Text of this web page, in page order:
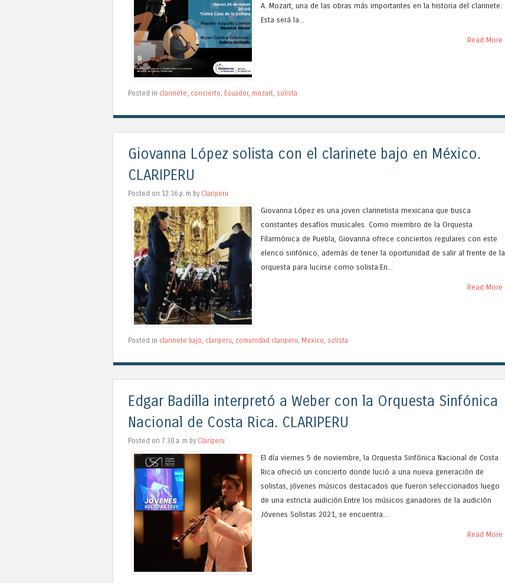
A. Mozart, una de las obras más importantes en la historia del clarinete.
Esta será la...
Read More
Posted in clarinete concierto Ecuador, mozart solista
Giovanna López solista con el clarinete bajo en México.
CLARIPERU
Posted on 12:36 p. m.by Clariperu
Giovanna López es una joven clarinetista mexicana que busca
constantes desafíos musicales. Como miembro de la Orquesta
Filarmónica de Puebla, Giovanna ofrece conciertos regulares con este
elenco sinfónico, además de tener la oportunidad de salir al frente de la
orquesta para lucirse como solista.En...
Read More
Posted in clarinete bajo, clariperu, comunidad clariperu, Mexico, solista
Edgar Badilla interpretó a Weber con la Orquesta Sinfónica
Nacional de Costa Rica. CLARIPERU
Posted on 7:30 a. m.by Clariperu
El día viernes 5 de noviembre, la Orquesta Sinfónica Nacional de Costa
Rica ofreció un concierto donde lució a una nueva generación de
solistas, jóvenes músicos destacados que fueron seleccionados luego
de una estricta audición.Entre los músicos ganadores de la audición
Jóvenes Solistas 2021, se encuentra...
Read More